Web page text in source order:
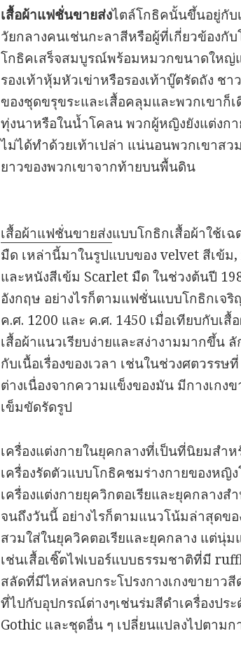
เสื้อผ้าแฟชั่นขายส่งไตล์โกธิคนั้นขึ้นอยู่กับ
วัยกลางคนเช่นกะลาสีหรือผู้ที่เกี่ยวข้องกั
โกธิคเสร็จสมบูรณ์พร้อมหมวกขนาดใหญ่
รองเท้าหุ้มหัวเข่าหรือรองเท้าบู๊ตรัดถัง ช
ของชุดขรุขระและเสื้อคลุมและพวกเขาก็
ทุ่งนาหรือในน้ำโคลน พวกผู้หญิงยังแต่งก
ไม่ได้ทำด้วยเท้าเปล่า แน่นอนพวกเขาสว
ยาวของพวกเขาจากท้ายบนพื้นดิน
เสื้อผ้าแฟชั่นขายส่งแบบโกธิกเสื้อผ้าใช้เ
มืด เหล่านี้มาในรูปแบบของ velvet สีเข้
และหนังสีเข้ม Scarlet มืด ในช่วงต้นปี
อังกฤษ อย่างไรก็ตามแฟชั่นแบบโกธิกเจริ
ค.ศ. 1200 และ ค.ศ. 1450 เมื่อเทียบกับเ
เสื้อผ้าแนวเรียบง่ายและสง่างามมากขึ้น
กับเนื้อเรื่องของเวลา เช่นในช่วงศตวรร
ต่างเนื่องจากความแข็งของมัน มีกางเกง
เข็มขัดรัดรูป
เครื่องแต่งกายในยุคกลางที่เป็นที่นิยมสำ
เครื่องรัดตัวแบบโกธิคชมร่างกายของหญิ
เครื่องแต่งกายยุควิกตอเรียและยุคกลาง
จนถึงวันนี้ อย่างไรก็ตามแนวโน้มล่าสุดข
สวมใส่ในยุควิคตอเรียและยุคกลาง แต่นุ่
เช่นเสื้อเชิ๊ตไฟเบอร์แบบธรรมชาติที่มี
สลัดที่มีไหล่หลบกระโปรงกางเกงขายา
ที่ไปกับอุปกรณ์ต่างๆเช่นร่มสีดำเครื่องปร
Gothic และชุดอื่น ๆ เปลี่ยนแปลงไปตามก